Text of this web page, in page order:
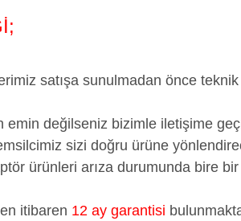
satışa sunulmadan önce
emin değilseniz bizimle iletişime
sizi doğru ürüne
ürünleri arıza durumunda bire
itibaren 12 ay garantisi